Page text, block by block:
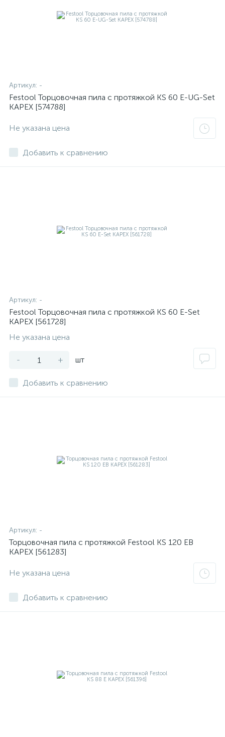
Артикул: -
Festool Торцовочная пила с протяжкой KS 60 E-UG-Set
KAPEX [574788]
Не указана цена
Добавить к сравнению
Артикул: -
Festool Торцовочная пила с протяжкой KS 60 E-Set
KAPEX [561728]
Не указана цена
- + шт
Добавить к сравнению
Артикул: -
Торцовочная пила с протяжкой Festool KS 120 EB
KAPEX [561283]
Не указана цена
Добавить к сравнению